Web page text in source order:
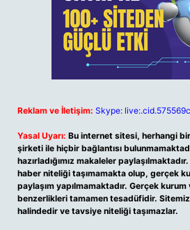
Reklam ve İletişim: Skype:
Yasal Uyarı: Bu internet sitesi, herhangi
şirketi ile hiçbir bağlantısı
hazırladığımız makaleler
haber niteliği taşımamakta olup, gerçek
paylaşım yapılmamaktadır. Gerçek
benzerlikleri tamamen tesadüfidir.
halindedir ve tavsiye niteliği taşımazlar.